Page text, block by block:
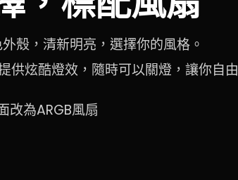
殼，清新明亮，選擇你的風格。
供炫酷燈效，隨時可以關燈，讓你自由
為ARGB風扇